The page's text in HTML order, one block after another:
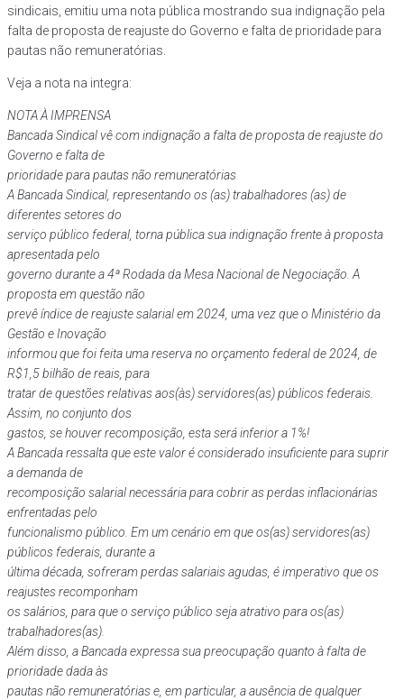
sindicais, emitiu uma nota pública mostrando sua indignação pela
falta de proposta de reajuste do Governo e falta de prioridade para
pautas não remuneratórias.
Veja a nota na integra:
NOTA À IMPRENSA
Bancada Sindical vê com indignação a falta de proposta de reajuste do
Governo e falta de
prioridade para pautas não remuneratórias
A Bancada Sindical, representando os (as) trabalhadores (as) de
diferentes setores do
serviço público federal, torna pública sua indignação frente à proposta
apresentada pelo
governo durante a 4ª Rodada da Mesa Nacional de Negociação. A
proposta em questão não
prevê índice de reajuste salarial em 2024, uma vez que o Ministério da
Gestão e Inovação
informou que foi feita uma reserva no orçamento federal de 2024, de
R$1,5 bilhão de reais, para
tratar de questões relativas aos(às) servidores(as) públicos federais.
Assim, no conjunto dos
gastos, se houver recomposição, esta será inferior a 1%!
A Bancada ressalta que este valor é considerado insuficiente para suprir
a demanda de
recomposição salarial necessária para cobrir as perdas inflacionárias
enfrentadas pelo
funcionalismo público. Em um cenário em que os(as) servidores(as)
públicos federais, durante a
última década, sofreram perdas salariais agudas, é imperativo que os
reajustes recomponham
os salários, para que o serviço público seja atrativo para os(as)
trabalhadores(as).
Além disso, a Bancada expressa sua preocupação quanto à falta de
prioridade dada às
pautas não remuneratórias e, em particular, a ausência de qualquer